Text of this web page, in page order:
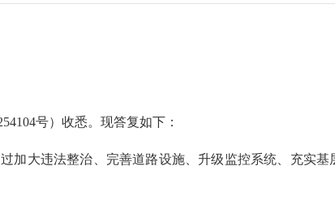
号）收悉。现答复如下：
大违法整治、完善道路设施、升级监控系统、充实基